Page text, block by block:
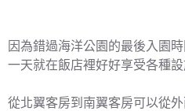
因為錯過海洋公園的最後入園
一天就在飯店裡好好享受各種設
從北翼客房到南翼客房可以從